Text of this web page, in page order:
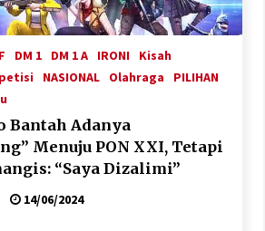
DM 1 DM 1 A IRONI
Kisah
NASIONAL Olahraga
PILIHAN
Bantah Adanya
Menuju PON XXI, Tetapi
“Saya Dizalimi”
14/06/2024